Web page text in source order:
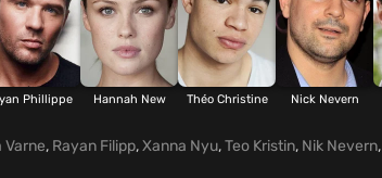
Phillippe Hannah New Théo Christine Nick Nevern
Varne, Rayan Filipp,Xanna Nyu,Teo Kristin, Nik Nevern,